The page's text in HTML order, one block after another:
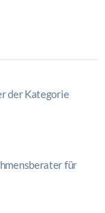
der Kategorie
für